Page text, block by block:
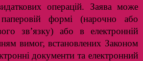
операцій. Заява може
формі (нарочно або
зв’язку) або в електронній
вимог, встановлених Законом
документи та електронний